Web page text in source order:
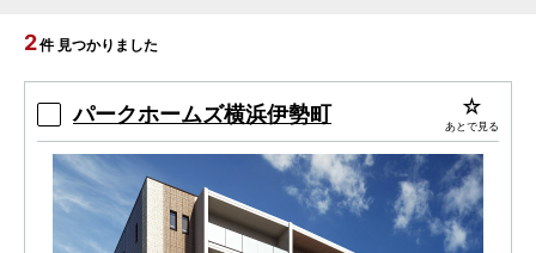
2件 見つかりました
パークホームズ横浜伊勢町 あとで見る